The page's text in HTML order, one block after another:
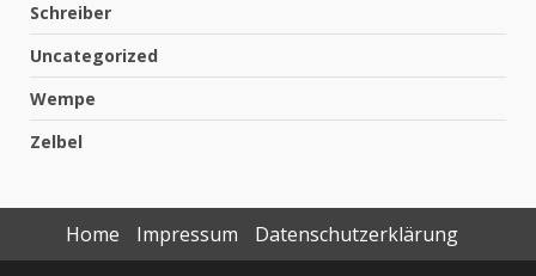
Schreiber
Uncategorized
Wempe
Zelbel
Home Impressum
Datenschutzerklärung